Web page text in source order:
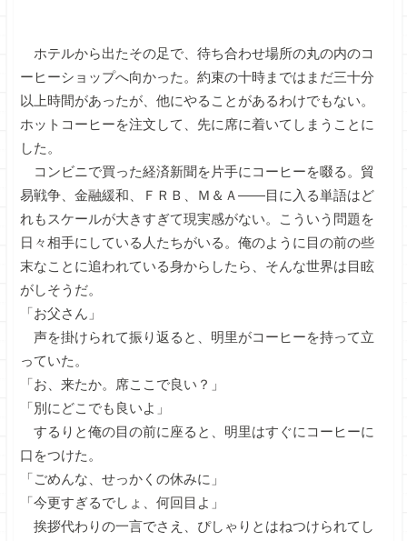
ホテルから出たその足で、待ち合わせ場所の丸の内のコ
ーヒーショップへ向かった。約束の十時まではまだ三十分
以上時間があったが、他にやることがあるわけでもない。
ホットコーヒーを注文して、先に席に着いてしまうことに
した。
コンビニで買った経済新聞を片手にコーヒーを啜る。貿
易戦争、金融緩和、ＦＲＢ、Ｍ＆Ａ――目に入る単語はど
れもスケールが大きすぎて現実感がない。こういう問題を
日々相手にしている人たちがいる。俺のように目の前の些
末なことに追われている身からしたら、そんな世界は目眩
がしそうだ。
「お父さん」
声を掛けられて振り返ると、明里がコーヒーを持って立
っていた。
「お、来たか。席ここで良い？」
「別にどこでも良いよ」
するりと俺の目の前に座ると、明里はすぐにコーヒーに
口をつけた。
「ごめんな、せっかくの休みに」
「今更すぎるでしょ、何回目よ」
挨拶代わりの一言でさえ、ぴしゃりとはねつけられてし